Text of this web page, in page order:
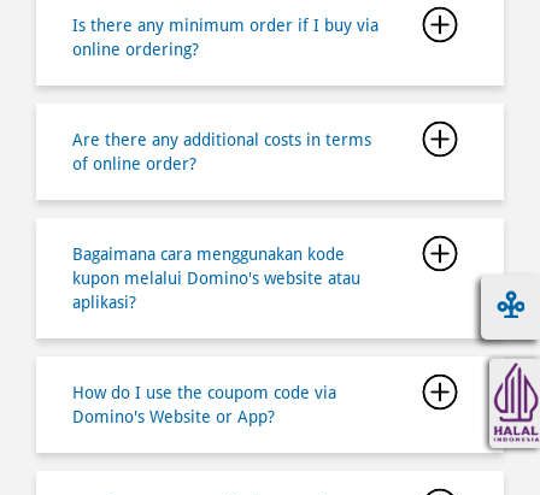
of online order?
kupon melalui Domino's website atau
aplikasi?
How do I use the coupom code via
Domino's Website or App?
pesanan saya?